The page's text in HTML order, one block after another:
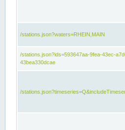
/stations.json?waters=RHEIN,MAIN
/stations.json?ids=593647aa-9fea-43ec-
43bea330dcae
/